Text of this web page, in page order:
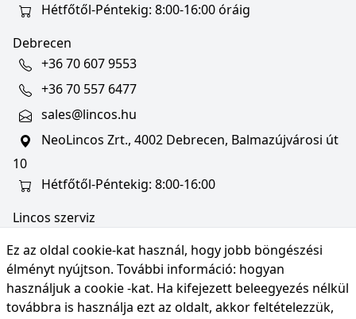
Ez az oldal cookie-kat használ, hogy jobb böngészési
élményt nyújtson. További információ: hogyan
használjuk a cookie -kat. Ha kifejezett beleegyezés nélkül
továbbra is használja ezt az oldalt, akkor feltételezzük,
Hétfőtől-Péntekig: 8:00-16:00 óráig
Debrecen
+36 70 607 9553
+36 70 557 6477
sales@lincos.hu
NeoLincos Zrt., 4002 Debrecen, Balmazújvárosi út
10
Hétfőtől-Péntekig: 8:00-16:00
Lincos szerviz
NeoLincos Zrt., 4002 Debrecen, Balmazújvárosi út
10
Nyitvatartás: hétfő-péntek 8:00-16:00